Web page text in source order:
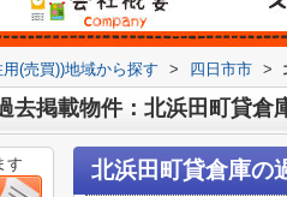
用(売買))地域から探す > 四日市市 >
去掲載物件：北浜田町貸倉
北浜田町貸倉庫の
す